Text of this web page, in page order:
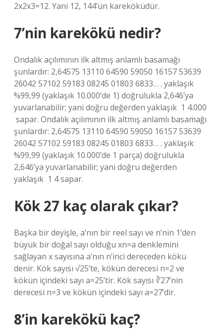
2x2x3=12. Yani 12, 144’ün kareköküdür.
7’nin karekökü nedir?
Ondalık açılımının ilk altmış anlamlı basamağı
şunlardır: 2,64575 13110 64590 59050 16157 53639
26042 57102 59183 08245 01803 6833… . yaklaşık
%99,99 (yaklaşık 10.000’de 1) doğrulukla 2,646’ya
yuvarlanabilir; yani doğru değerden yaklaşık ⁠ 1 4.000
⁠ sapar. Ondalık açılımının ilk altmış anlamlı basamağı
şunlardır: 2,64575 13110 64590 59050 16157 53639
26042 57102 59183 08245 01803 6833… . yaklaşık
%99,99 (yaklaşık 10.000’de 1 parça) doğrulukla
2,646’ya yuvarlanabilir; yani doğru değerden
yaklaşık ⁠ 1 4 sapar.
Kök 27 kaç olarak çıkar?
Başka bir deyişle, a’nın bir reel sayı ve n’nin 1’den
büyük bir doğal sayı olduğu xn=a denklemini
sağlayan x sayısına a’nın n’inci dereceden kökü
denir. Kök sayısı √25’te, kökün derecesi n=2 ve
kökün içindeki sayı a=25’tir. Kök sayısı ∛27’nin
derecesi n=3 ve kökün içindeki sayı a=27’dir.
8’in karekökü kaç?